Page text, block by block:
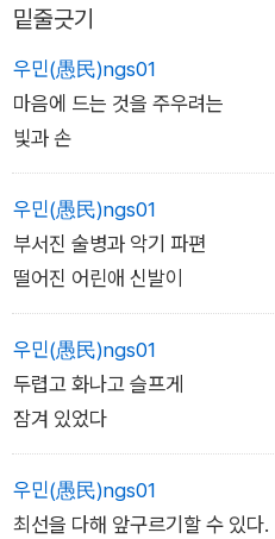
이해를 받고 또 받으면서 억울해
만일 내가 아닌 남남이었다면
내가 나의 밖이었다면, 날 안고
했을 텐데
내가 내가 아니었다면……
밑줄긋기
우민(愚民)ngs01
마음에 드는 것을 주우려는
빛과 손
우민(愚民)ngs01
부서진 술병과 악기 파편
떨어진 어린애 신발이
우민(愚民)ngs01
두렵고 화나고 슬프게
잠겨 있었다
우민(愚民)ngs01
최선을 다해 앞구르기할 수 있다.